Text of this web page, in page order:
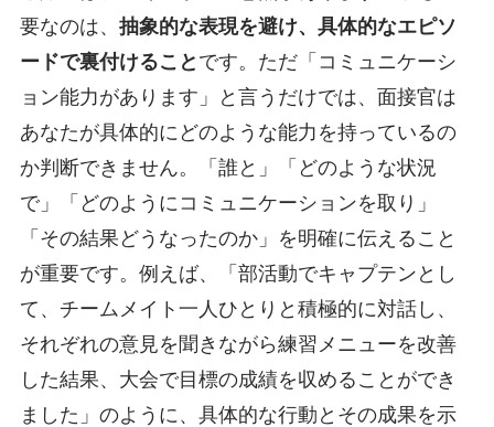
要なのは、 抽象的な表現を避け、具体的なエピソ
ードで裏付けること です。ただ「コミュニケーシ
ョン能力があります」と言うだけでは、面接官は
あなたが具体的にどのような能力を持っているの
か判断できません。「誰と」「どのような状況
で」「どのようにコミュニケーションを取り」
「その結果どうなったのか」を明確に伝えること
が重要です。例えば、「部活動でキャプテンとし
て、チームメイト一人ひとりと積極的に対話し、
それぞれの意見を聞きながら練習メニューを改善
した結果、大会で目標の成績を収めることができ
ました」のように、具体的な行動とその成果を示